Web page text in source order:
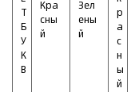
Т
Б
У
К
В
Кра
сны
й
Зел
ены
й
р
а
с
н
ы
й